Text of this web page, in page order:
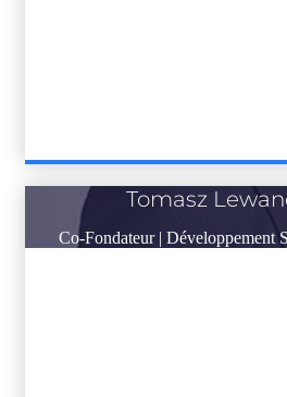
Tomasz
Co-Fondateur | Développement